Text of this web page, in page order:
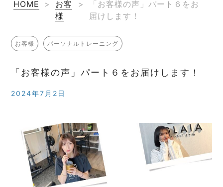
HOME >
お客
様
>
「お客様の声」パート６をお
届けします！
お客様 パーソナルトレーニング
「お客様の声」パート６をお届けします！
2024年7月2日